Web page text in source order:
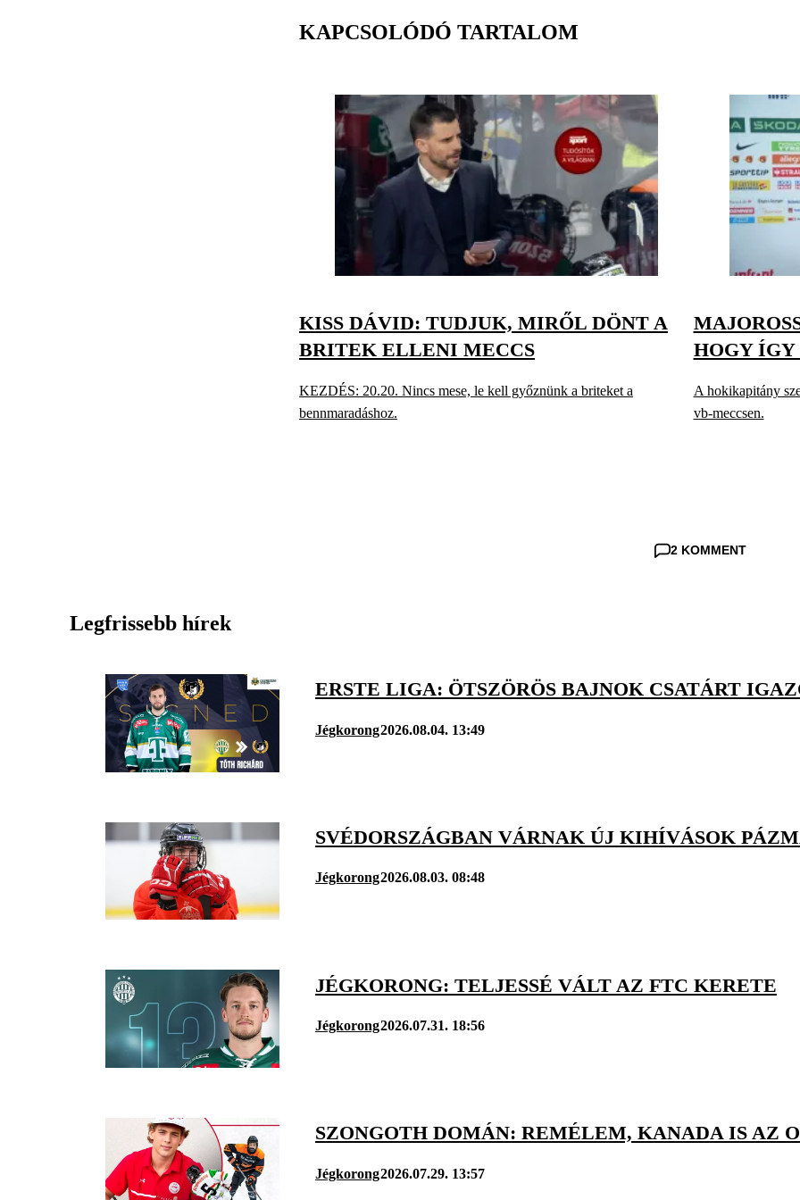
KAPCSOLÓDÓ TARTALOM
KISS DÁVID: TUDJUK, MIRŐL DÖNT A
BRITEK ELLENI MECCS
KEZDÉS: 20.20. Nincs mese, le kell győznünk a briteket a
bennmaradáshoz.
HOGY
A hokikapitány
vb-meccsen.
2 KOMMENT
Legfrissebb hírek
ERSTE LIGA: ÖTSZÖRÖS BAJNOK CSATÁRT
Jégkorong2026.08.04. 13:49
SVÉDORSZÁGBAN VÁRNAK ÚJ KIHÍVÁSOK
Jégkorong2026.08.03. 08:48
JÉGKORONG: TELJESSÉ VÁLT AZ FTC KERETE
Jégkorong2026.07.31. 18:56
SZONGOTH DOMÁN: REMÉLEM, KANADA IS AZ
Jégkorong2026.07.29. 13:57